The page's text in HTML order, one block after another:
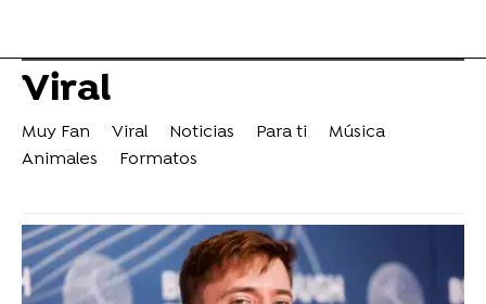
Viral
Muy Fan Viral Noticias Para ti
Música
Animales
Formatos